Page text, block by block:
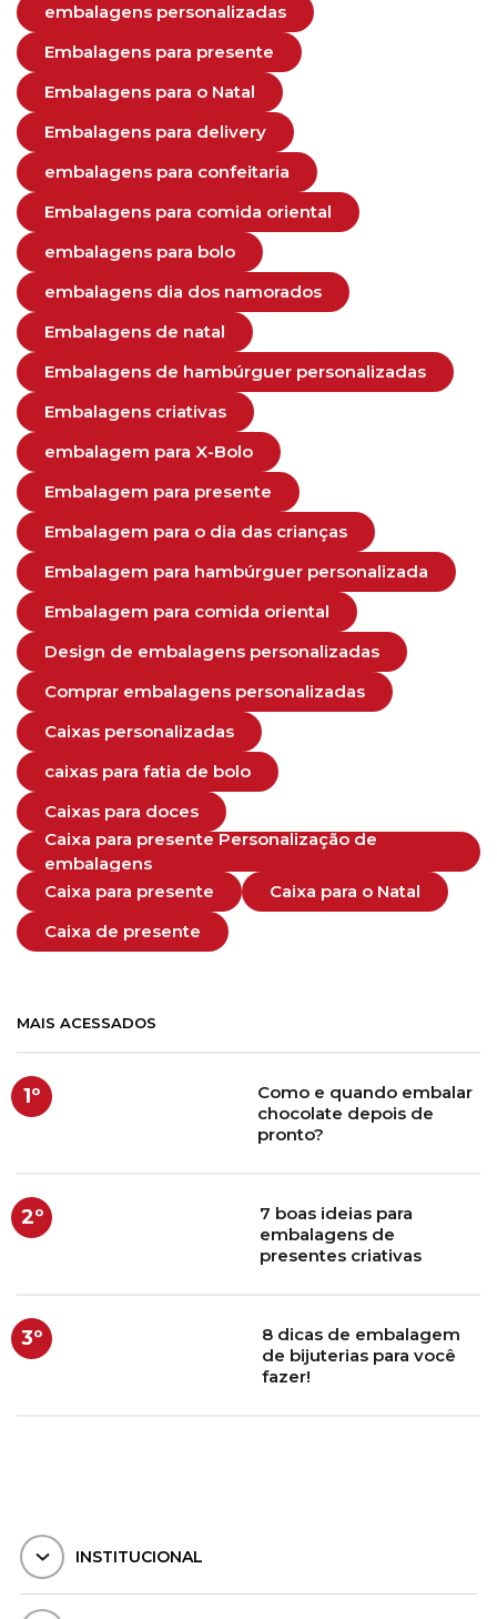
embalagens personalizadas
Embalagens para presente
Embalagens para o Natal
Embalagens para delivery
embalagens para confeitaria
Embalagens para comida oriental
embalagens para bolo
embalagens dia dos namorados
Embalagens de natal
Embalagens de hambúrguer personalizadas
Embalagens criativas
embalagem para X-Bolo
Embalagem para presente
Embalagem para o dia das crianças
Embalagem para hambúrguer personalizada
Embalagem para comida oriental
Design de embalagens personalizadas
Comprar embalagens personalizadas
Caixas personalizadas
caixas para fatia de bolo
Caixas para doces
Caixa para presente Personalização de
embalagens
Caixa para presente
Caixa para o Natal
Caixa de presente
MAIS ACESSADOS
1º
Como e quando embalar
chocolate depois de
pronto?
2º
7 boas ideias para
embalagens de
presentes criativas
3º
8 dicas de embalagem
de bijuterias para você
fazer!
INSTITUCIONAL